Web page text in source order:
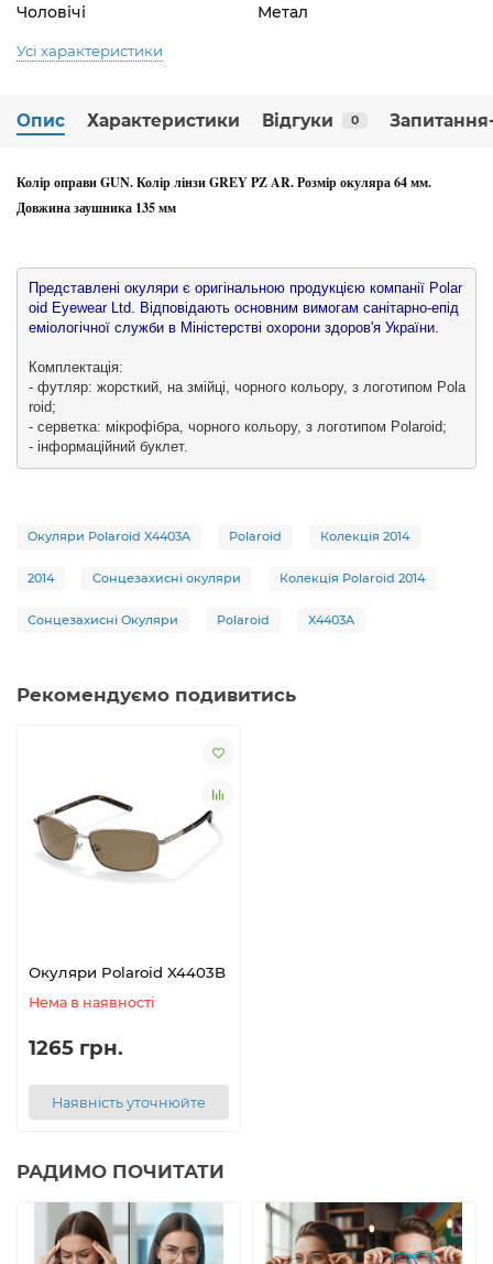
Чоловічі Метал
Усі характеристики
Опис Характеристики Відгуки 0
Колір оправи GUN. Колір лінзи GREY PZ AR. Розмір окуляра 64 мм.
Довжина заушника 135 мм
Представлені окуляри є оригінальною продукцією компанії Polar
oid Eyewear Ltd. Відповідають основним вимогам санітарно-епід
еміологічної служби в Міністерстві охорони здоров'я України.
Комплектація:
- футляр: жорсткий, на змійці, чорного кольору, з логотипом Pola
roid;
- серветка: мікрофібра, чорного кольору, з логотипом Polaroid;
- інформаційний буклет.
Окуляри Polaroid X4403A Polaroid Колекція 2014
2014 Сонцезахисні окуляри Колекція Polaroid 2014
Сонцезахисні Окуляри Polaroid X4403A
Рекомендуємо подивитись
Окуляри Polaroid X4403B
Нема в наявності
1265 грн.
Наявність уточнюйте
РАДИМО ПОЧИТАТИ